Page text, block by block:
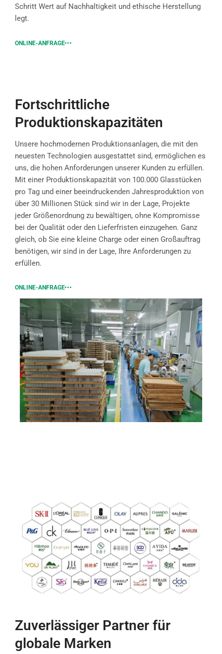
Schritt Wert auf Nachhaltigkeit und ethische Herstellung
legt.
ONLINE-ANFRAGE
Fortschrittliche
Produktionskapazitäten
Unsere hochmodernen Produktionsanlagen, die mit den
neuesten Technologien ausgestattet sind, ermöglichen es
uns, die hohen Anforderungen unserer Kunden zu erfüllen.
Mit einer Produktionskapazität von 100.000 Glasstücken
pro Tag und einer beeindruckenden Jahresproduktion von
über 30 Millionen Stück sind wir in der Lage, Projekte
jeder Größenordnung zu bewältigen, ohne Kompromisse
bei der Qualität oder den Lieferfristen einzugehen. Ganz
gleich, ob Sie eine kleine Charge oder einen Großauftrag
benötigen, wir sind in der Lage, Ihre Anforderungen zu
erfüllen.
ONLINE-ANFRAGE
Zuverlässiger Partner für
globale Marken